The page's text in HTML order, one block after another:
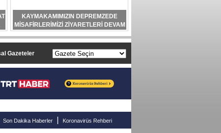
KAYMAKAMIMIZIN DEPREMZEDE
MİSAFİRLERİMİZİ ZİYARETLERİ DEVAM
EDİYOR.
Gazeteler